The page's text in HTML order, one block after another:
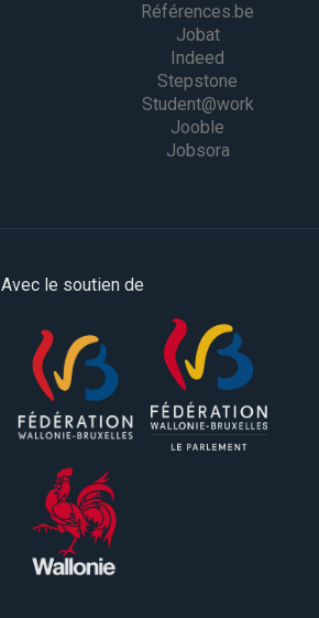
Références.be
Jobat
Indeed
Stepstone
Student@work
Jooble
Jobsora
Avec le soutien de